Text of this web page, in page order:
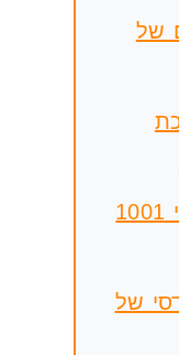
של
תקנים ורגולציה: ת"י 1001
של